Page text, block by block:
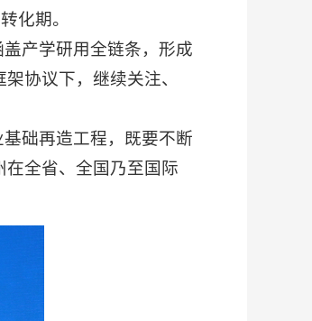
化期。
产学研用全链条，形成
协议下，继续关注、
础再造工程，既要不断
全省、全国乃至国际